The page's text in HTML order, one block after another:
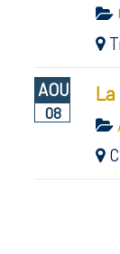
AOU
08